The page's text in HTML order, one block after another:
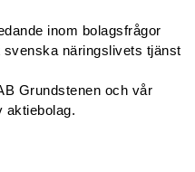
inom bolagsfrågor
näringslivets tjänst
Grundstenen och vår
aktiebolag.